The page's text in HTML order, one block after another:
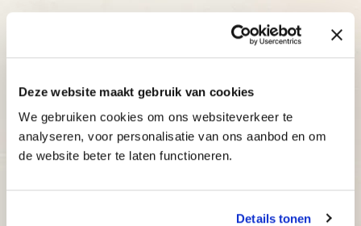
Deze website maakt gebruik van cookies
We gebruiken cookies om ons websiteverkeer te
analyseren, voor personalisatie van ons aanbod en om
de website beter te laten functioneren.
Details tonen